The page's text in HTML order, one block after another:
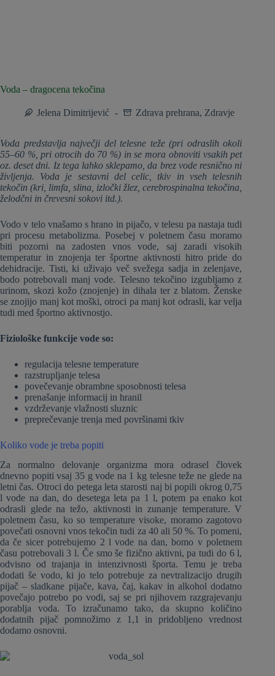
Voda – dragocena tekočina
Jelena Dimitrijević Zdrava prehrana, Zdravje
Voda predstavlja največji del telesne teže (pri odraslih okoli
55–60 %, pri otrocih do 70 %) in se mora obnoviti vsakih pet
oz. deset dni. Iz tega lahko sklepamo, da brez vode resnično ni
življenja. Voda je sestavni del celic, tkiv in vseh telesnih
tekočin (kri, limfa, slina, izločki žlez, cerebrospinalna tekočina,
želodčni in črevesni sokovi itd.).
Vodo v telo vnašamo s hrano in pijačo, v telesu pa nastaja tudi
pri procesu metabolizma. Posebej v poletnem času moramo
biti pozorni na zadosten vnos vode, saj zaradi visokih
temperatur in znojenja ter športne aktivnosti hitro pride do
dehidracije. Tisti, ki uživajo več svežega sadja in zelenjave,
bodo potrebovali manj vode. Telesno tekočino izgubljamo z
urinom, skozi kožo (znojenje) in dihala ter z blatom. Ženske
se znojijo manj kot moški, otroci pa manj kot odrasli, kar velja
tudi med športno aktivnostjo.
Fiziološke funkcije vode so:
regulacija telesne temperature
razstrupljanje telesa
povečevanje obrambne sposobnosti telesa
prenašanje informacij in hranil
vzdrževanje vlažnosti sluznic
preprečevanje trenja med površinami tkiv
Koliko vode je treba popiti
Za normalno delovanje organizma mora odrasel človek
dnevno popiti vsaj 35 g vode na 1 kg telesne teže ne glede na
letni čas. Otroci do petega leta starosti naj bi popili okrog 0,75
l vode na dan, do desetega leta pa 1 l, potem pa enako kot
odrasli glede na težo, aktivnosti in zunanje temperature. V
poletnem času, ko so temperature visoke, moramo zagotovo
povečati osnovni vnos tekočin tudi za 40 ali 50 %. To pomeni,
da če sicer potrebujemo 2 l vode na dan, bomo v poletnem
času potrebovali 3 l. Če smo še fizično aktivni, pa tudi do 6 l,
odvisno od trajanja in intenzivnosti športa. Temu je treba
dodati še vodo, ki jo telo potrebuje za nevtralizacijo drugih
pijač – sladkane pijače, kava, čaj, kakav in alkohol dodatno
povečajo potrebo po vodi, saj se pri njihovem razgrajevanju
porablja voda. To izračunamo tako, da skupno količino
dodatnih pijač pomnožimo z 1,1 in pridobljeno vrednost
dodamo osnovni.